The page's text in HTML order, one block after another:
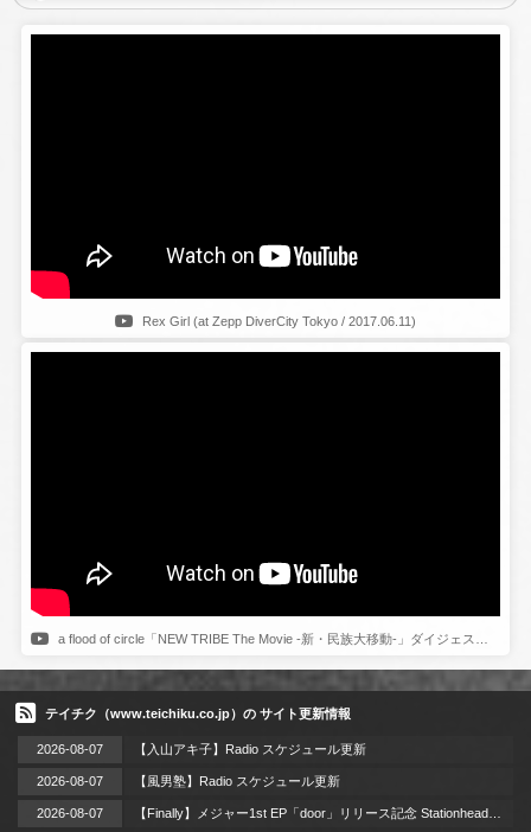
Rex Girl (at Zepp DiverCity Tokyo / 2017.06.11)
a flood of circle「NEW TRIBE The Movie -新・民族大移動-」ダイジェスト映像
テイチク（www.teichiku.co.jp）の サイト更新情報
2026-08-07 【入山アキ子】Radio スケジュール更新
2026-08-07 【風男塾】Radio スケジュール更新
2026-08-07